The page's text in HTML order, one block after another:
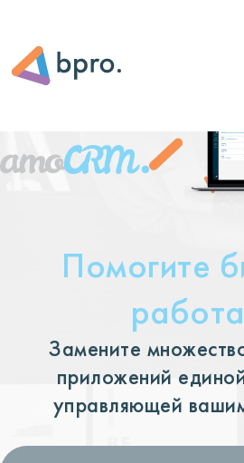
Помогите
Замените
приложений
управляющей